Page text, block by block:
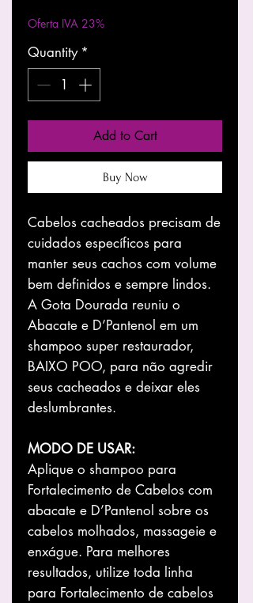
Oferta IVA 23%
Quantity *
Add to Cart
Buy Now
Cabelos cacheados precisam de
cuidados específicos para
manter seus cachos com volume
bem definidos e sempre lindos.
A Gota Dourada reuniu o
Abacate e D’Pantenol em um
shampoo super restaurador,
BAIXO POO, para não agredir
seus cacheados e deixar eles
deslumbrantes.
MODO DE USAR:
Aplique o shampoo para
Fortalecimento de Cabelos com
abacate e D’Pantenol sobre os
cabelos molhados, massageie e
enxágue. Para melhores
resultados, utilize toda linha
para Fortalecimento de cabelos